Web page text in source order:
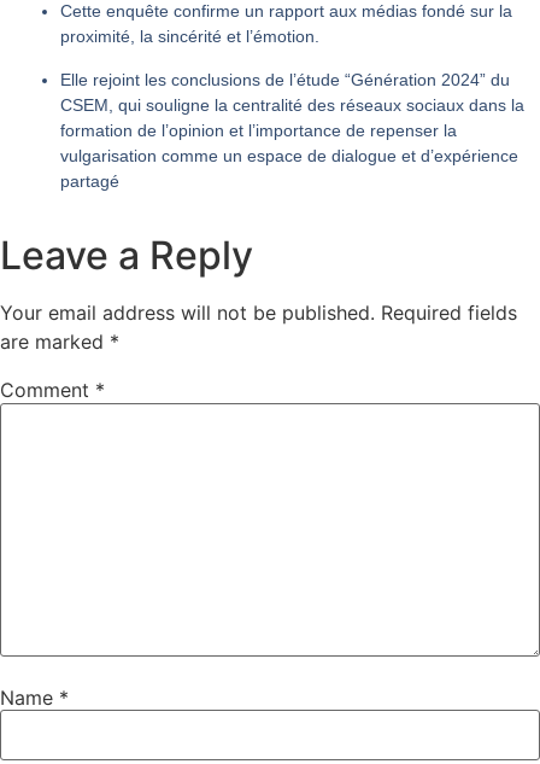
Cette enquête confirme un rapport aux médias fondé sur la
proximité, la sincérité et l’émotion.
Elle rejoint les conclusions de l’étude “Génération 2024” du
CSEM , qui souligne la centralité des réseaux sociaux dans la
formation de l’opinion et l’importance de repenser la
vulgarisation comme un espace de dialogue et d’expérience
partagé
Leave a Reply
Your email address will not be published. Required fields
are marked *
Comment *
Name *